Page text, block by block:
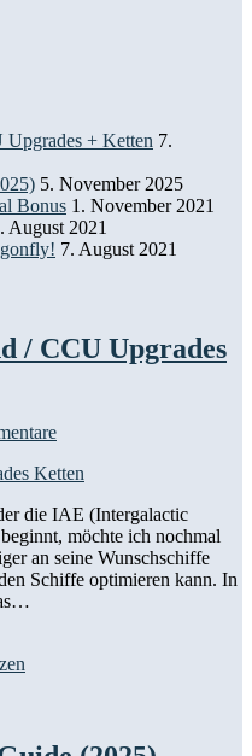
Upgrades + Ketten 7.
5. November 2025
Bonus 1. November 2021
August 2021
7. August 2021
/ CCU Upgrades
die IAE (Intergalactic
möchte ich nochmal
an seine Wunschschiffe
Schiffe optimieren kann. In